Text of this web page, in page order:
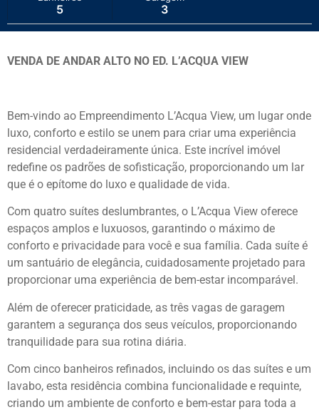
5 3
VENDA DE ANDAR ALTO NO ED. L’ACQUA VIEW
Bem-vindo ao Empreendimento L’Acqua View, um lugar onde
luxo, conforto e estilo se unem para criar uma experiência
residencial verdadeiramente única. Este incrível imóvel
redefine os padrões de sofisticação, proporcionando um lar
que é o epítome do luxo e qualidade de vida.
Com quatro suítes deslumbrantes, o L’Acqua View oferece
espaços amplos e luxuosos, garantindo o máximo de
conforto e privacidade para você e sua família. Cada suíte é
um santuário de elegância, cuidadosamente projetado para
proporcionar uma experiência de bem-estar incomparável.
Além de oferecer praticidade, as três vagas de garagem
garantem a segurança dos seus veículos, proporcionando
tranquilidade para sua rotina diária.
Com cinco banheiros refinados, incluindo os das suítes e um
lavabo, esta residência combina funcionalidade e requinte,
criando um ambiente de conforto e bem-estar para toda a